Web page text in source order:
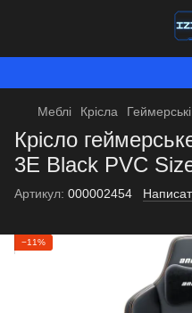
Меблі Крісла
Крісло
3E Black PVC
Артикул: 000002454
−11%